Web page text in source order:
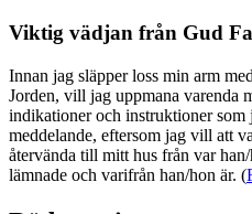
Viktig vädjan från Gud
Innan jag släpper loss min arm
Jorden, vill jag uppmana varenda
indikationer och instruktioner som
meddelande, eftersom jag vill att
återvända till mitt hus från var
lämnade och varifrån han/hon är. (